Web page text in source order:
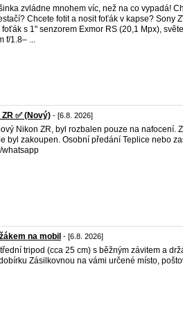
zvládne mnohem víc, než na co vypadá!
Chcete fotit a nosit foťák v kapse? Sony
s 1" senzorem Exmor RS (20,1 Mpx),
f/1.8– ...
ZR ✅ (Nový) - [6.8. 2026]
Nikon ZR, byl rozbalen pouze na nafocení.
byl zakoupen. Osobní předání Teplice nebo
whatsapp
na mobil - [6.8. 2026]
tripod (cca 25 cm) s běžným závitem a
Zásilkovnou na vámi určené místo,